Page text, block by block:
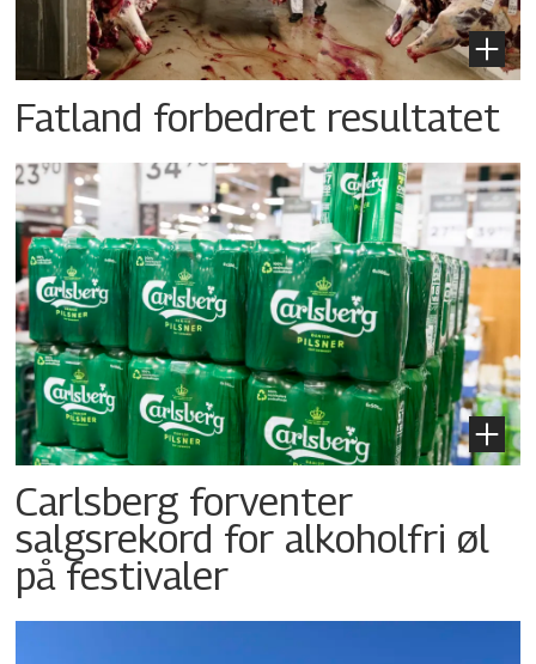
Fatland forbedret resultatet
Carlsberg forventer
salgsrekord for alkoholfri øl
på festivaler